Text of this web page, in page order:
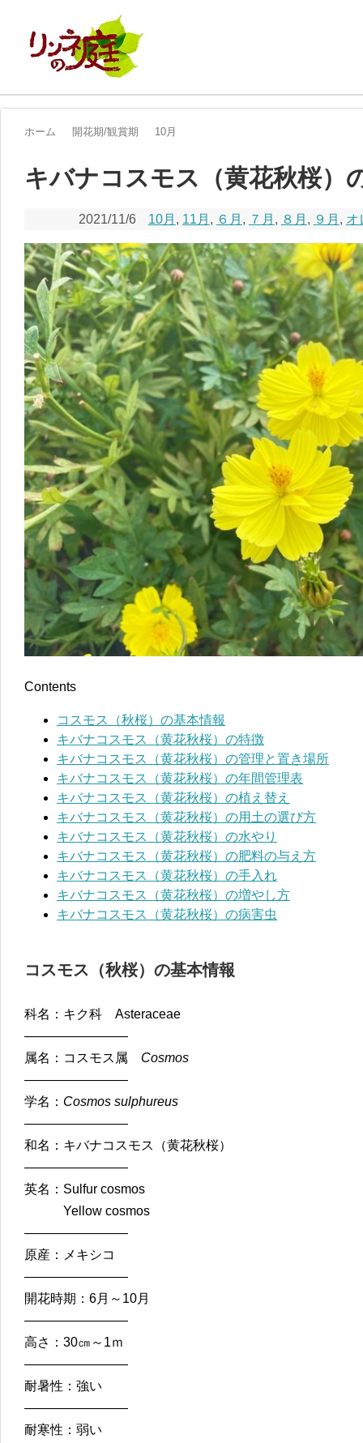
ホーム 開花期/観賞期 10月
キバナコスモス（黄花秋桜）
2021/11/6 10月 , 11月 , ６月 , ７月 , ８月 , ９月 , オ
Contents
コスモス（秋桜）の基本情報
キバナコスモス（黄花秋桜）の特徴
キバナコスモス（黄花秋桜）の管理と置き場所
キバナコスモス（黄花秋桜）の年間管理表
キバナコスモス（黄花秋桜）の植え替え
キバナコスモス（黄花秋桜）の用土の選び方
キバナコスモス（黄花秋桜）の水やり
キバナコスモス（黄花秋桜）の肥料の与え方
キバナコスモス（黄花秋桜）の手入れ
キバナコスモス（黄花秋桜）の増やし方
キバナコスモス（黄花秋桜）の病害虫
コスモス（秋桜）の基本情報
科名：キク科 Asteraceae
————————
属名：コスモス属 Cosmos
————————
学名： Cosmos sulphureus
————————
和名：キバナコスモス（黄花秋桜）
————————
英名：Sulfur cosmos
Yellow cosmos
————————
原産：メキシコ
————————
開花時期：6月～10月
————————
高さ：30㎝～1ｍ
————————
耐暑性：強い
————————
耐寒性：弱い